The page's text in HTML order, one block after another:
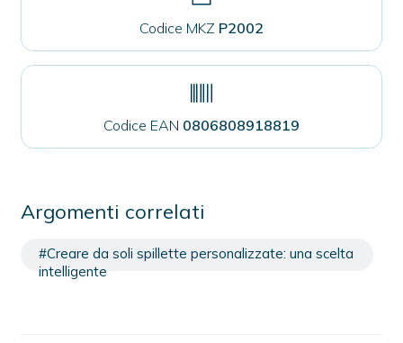
Codice MKZ P2002
Codice EAN 0806808918819
Argomenti correlati
#Creare da soli spillette personalizzate: una scelta
intelligente